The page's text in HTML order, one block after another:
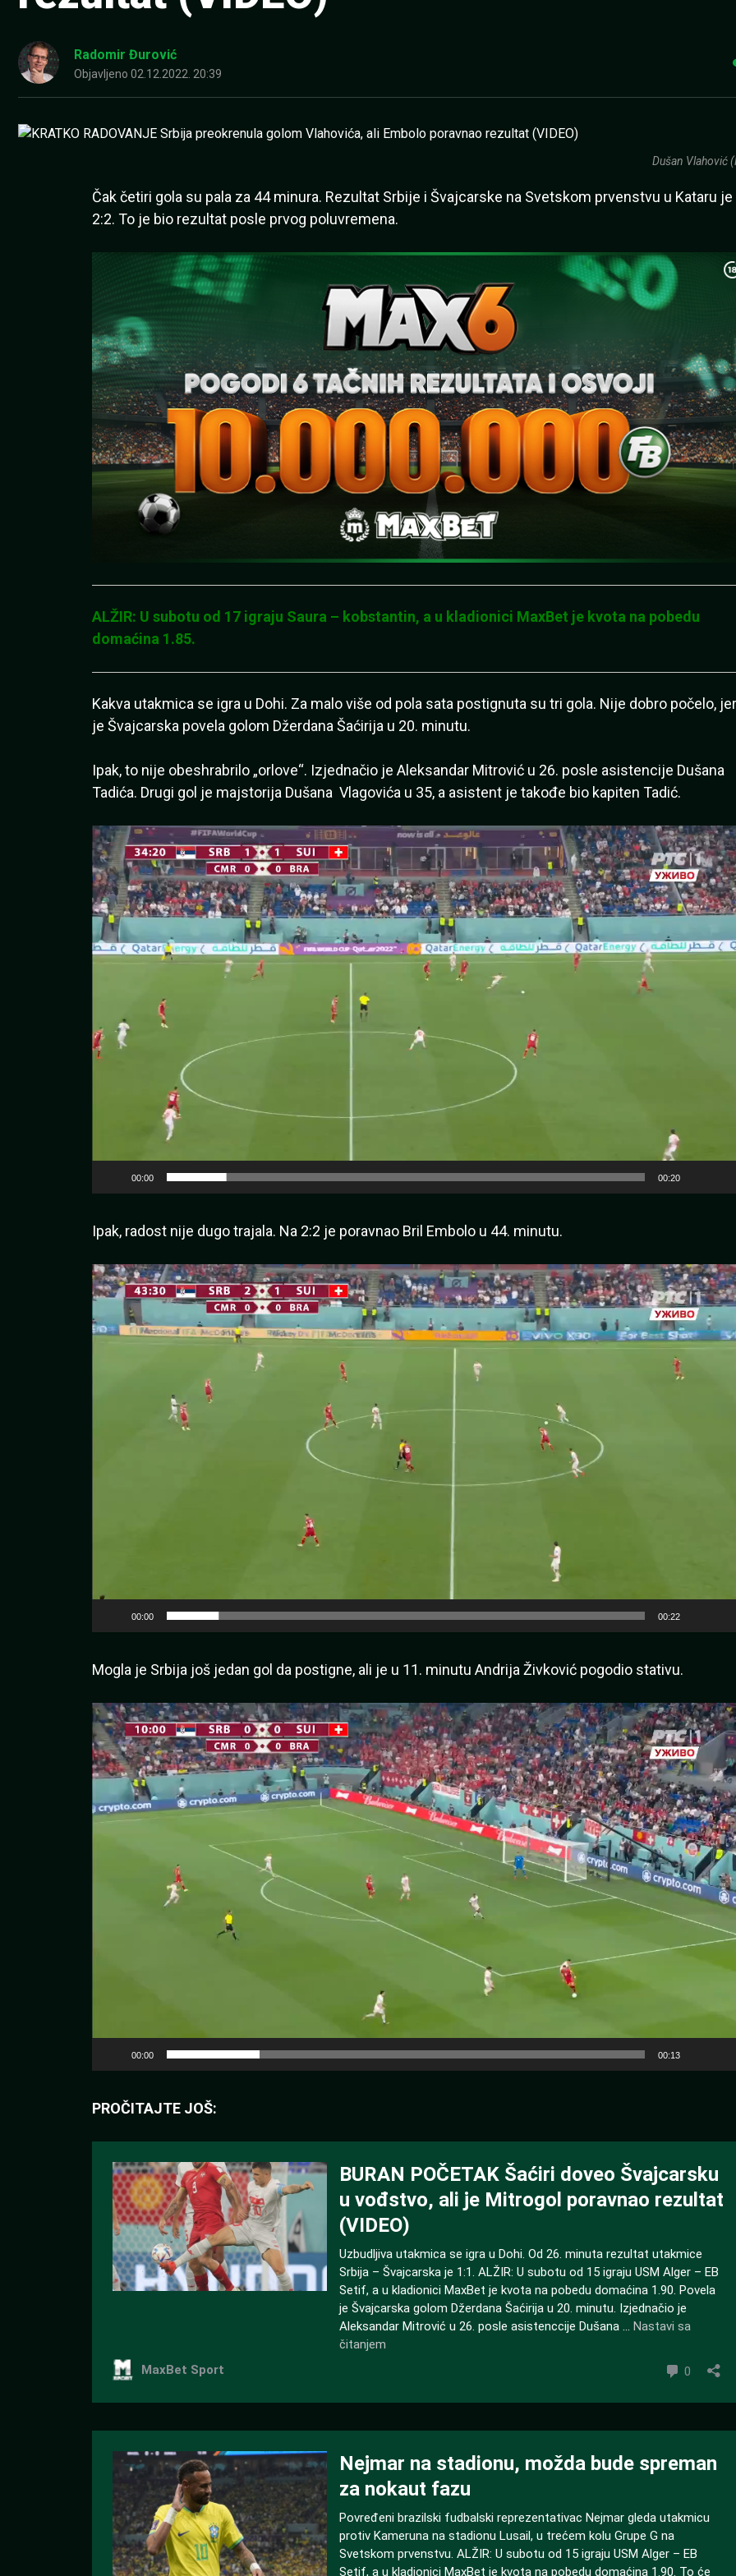
Radomir Đurović
Objavljeno 02.12.2022. 20:39
Dušan Vlahović
Čak četiri gola su pala za 44 minura. Rezultat Srbije i Švajcarske na Svetskom prvenstvu u Kataru je
2:2. To je bio rezultat posle prvog poluvremena.
ALŽIR: U subotu od 17 igraju Saura – kobstantin, a u kladionici MaxBet je kvota na pobedu
domaćina 1.85.
Kakva utakmica se igra u Dohi. Za malo više od pola sata postignuta su tri gola. Nije dobro počelo, jer
je Švajcarska povela golom Džerdana Šaćirija u 20. minutu.
Ipak, to nije obeshrabrilo „orlove“. Izjednačio je Aleksandar Mitrović u 26. posle asistencije Dušana
Tadića. Drugi gol je majstorija Dušana Vlagovića u 35, a asistent je takođe bio kapiten Tadić.
Pregledač
video
zapisa
00:00 00:20
Ipak, radost nije dugo trajala. Na 2:2 je poravnao Bril Embolo u 44. minutu.
Pregledač
video
zapisa
00:00 00:22
Mogla je Srbija još jedan gol da postigne, ali je u 11. minutu Andrija Živković pogodio stativu.
Pregledač
video
zapisa
00:00 00:13
PROČITAJTE JOŠ: